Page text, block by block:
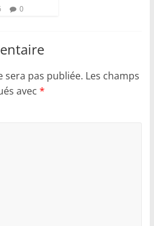
0
sera pas publiée. Les champs
avec *